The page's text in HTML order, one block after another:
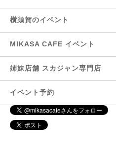
横須賀のイベント
MIKASA CAFE イベント
姉妹店舗 スカジャン専門店
イベント予約